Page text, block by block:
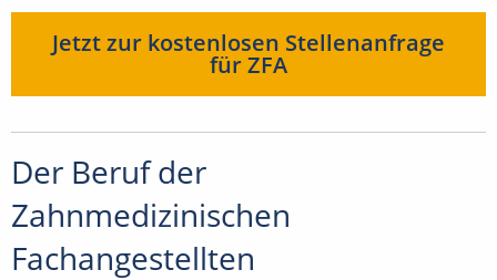
Jetzt zur kostenlosen Stellenanfrage
für ZFA
Der Beruf der
Zahnmedizinischen
Fachangestellten